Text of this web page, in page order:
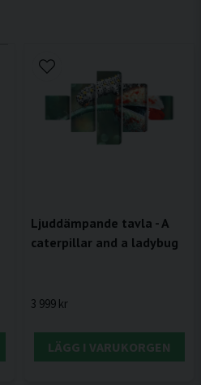
Ljuddämpande tavla - A
caterpillar and a ladybug
3 999 kr
LÄGG I VARUKORGEN